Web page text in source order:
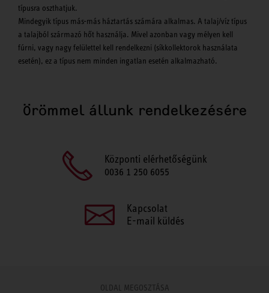
típusra oszthatjuk.
Mindegyik típus más-más háztartás számára alkalmas. A talaj/víz típus
a talajból származó hőt használja. Mivel azonban vagy mélyen kell
fúrni, vagy nagy felülettel kell rendelkezni (síkkollektorok használata
esetén), ez a típus nem minden ingatlan esetén alkalmazható.
Örömmel állunk rendelkezésére
Központi elérhetőségünk
0036 1 250 6055
Kapcsolat
E-mail küldés
OLDAL MEGOSZTÁSA